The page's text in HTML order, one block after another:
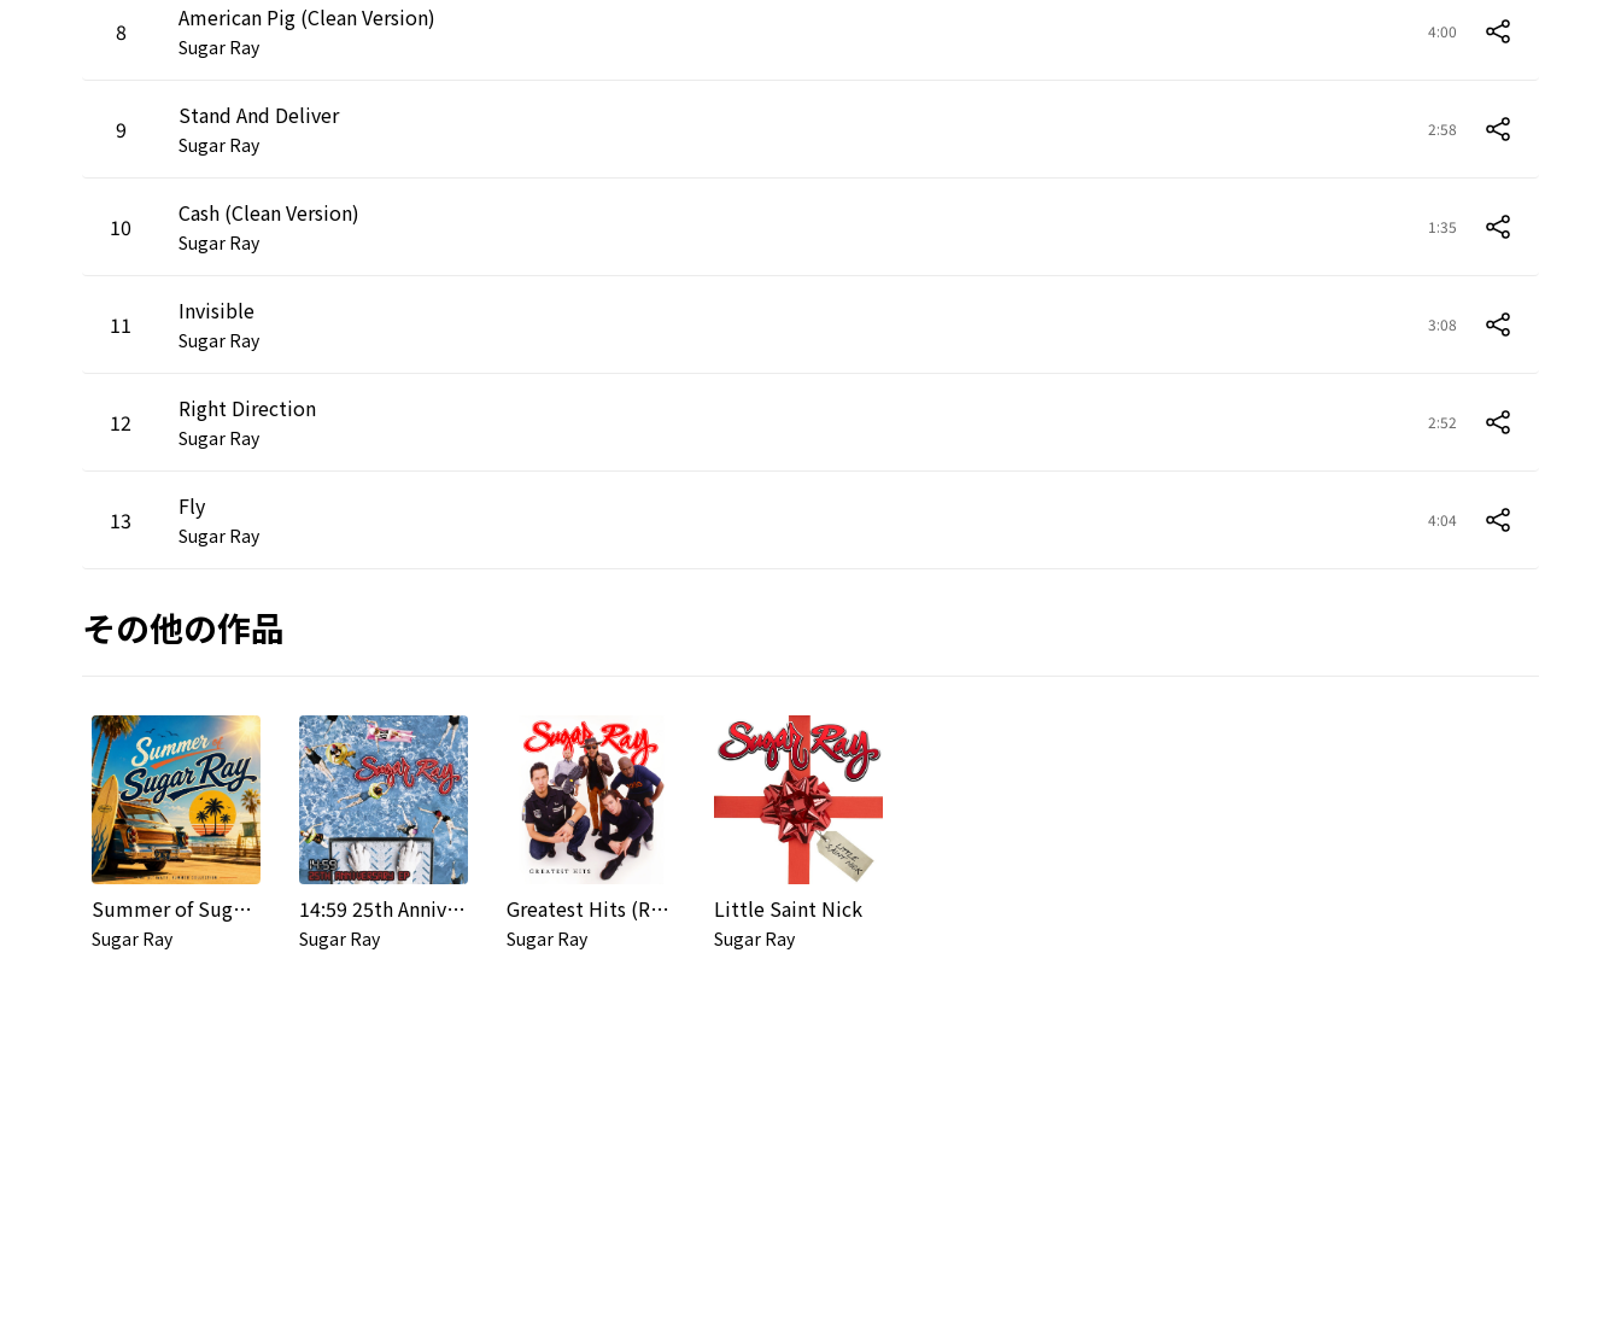
8 American Pig (Clean Version)
Sugar Ray
4:00
9 Stand And Deliver
Sugar Ray
2:58
10 Cash (Clean Version)
Sugar Ray
1:35
11 Invisible
Sugar Ray
3:08
12 Right Direction
Sugar Ray
2:52
13 Fly
Sugar Ray
4:04
その他の作品
Summer of Sugar Ray
Sugar Ray
14:59 25th Anniversary EP
Sugar Ray
Greatest Hits (Remastered)
Sugar Ray
Little Saint Nick
Sugar Ray